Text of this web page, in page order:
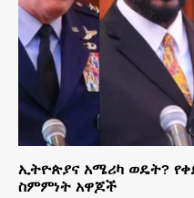
ኢትዮጵያና አሜሪካ ወዴት?
ስምምነት አዋጆች